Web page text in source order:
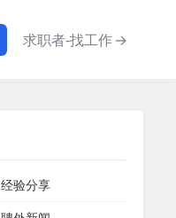
求职者-找工作→
经验分享